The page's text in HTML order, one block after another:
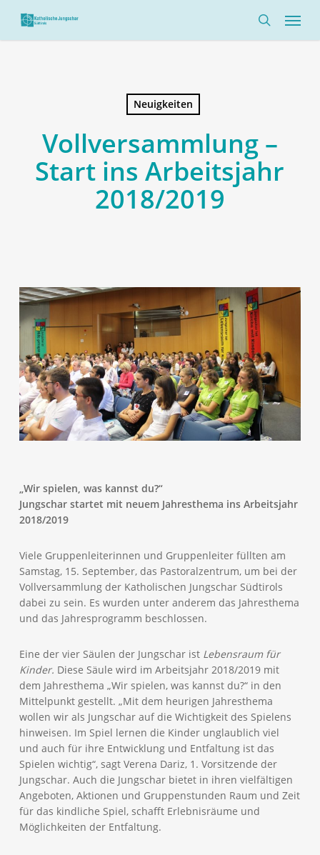
main
Menü
Neuigkeiten
Vollversammlung –
Start ins Arbeitsjahr
2018/2019
„Wir spielen, was kannst du?“
Jungschar startet mit neuem Jahresthema ins Arbeitsjahr
2018/2019
Viele Gruppenleiterinnen und Gruppenleiter füllten am
Samstag, 15. September, das Pastoralzentrum, um bei der
Vollversammlung der Katholischen Jungschar Südtirols
dabei zu sein. Es wurden unter anderem das Jahresthema
und das Jahresprogramm beschlossen.
Eine der vier Säulen der Jungschar ist Lebensraum für
Kinder. Diese Säule wird im Arbeitsjahr 2018/2019 mit
dem Jahresthema „Wir spielen, was kannst du?“ in den
Mittelpunkt gestellt. „Mit dem heurigen Jahresthema
wollen wir als Jungschar auf die Wichtigkeit des Spielens
hinweisen. Im Spiel lernen die Kinder unglaublich viel
und auch für ihre Entwicklung und Entfaltung ist das
Spielen wichtig“, sagt Verena Dariz, 1. Vorsitzende der
Jungschar. Auch die Jungschar bietet in ihren vielfältigen
Angeboten, Aktionen und Gruppenstunden Raum und Zeit
für das kindliche Spiel, schafft Erlebnisräume und
Möglichkeiten der Entfaltung.